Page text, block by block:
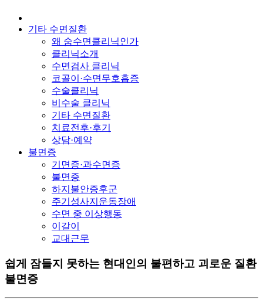
기타 수면질환
왜 숨수면클리닉인가
클리닉소개
수면검사 클리닉
코골이·수면무호흡증
수술클리닉
비수술 클리닉
기타 수면질환
치료전후·후기
상담·예약
불면증
기면증·과수면증
불면증
하지불안증후군
주기성사지운동장애
수면 중 이상행동
이갈이
교대근무
쉽게 잠들지 못하는 현대인의 불편하고 괴로운 질환
불면증